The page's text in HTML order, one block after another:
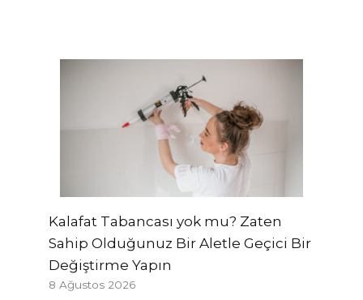
Kalafat Tabancası yok mu? Zaten
Sahip Olduğunuz Bir Aletle Geçici Bir
Değiştirme Yapın
8 Ağustos 2026